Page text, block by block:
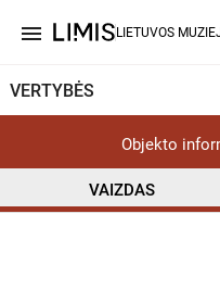
menu LIETUVOS
VERTYBĖS
Objekto
VAIZDAS